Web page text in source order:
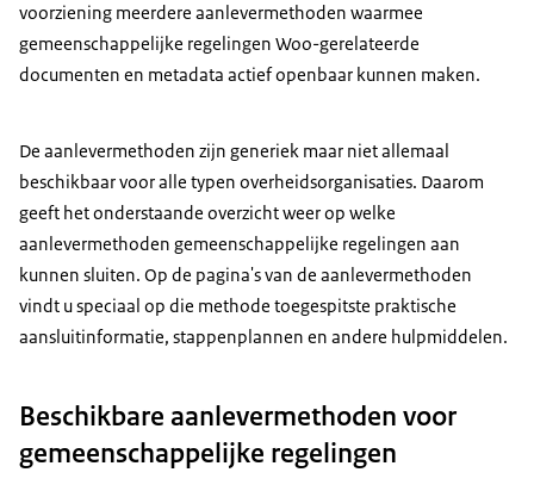
voorziening meerdere aanlevermethoden waarmee
gemeenschappelijke regelingen Woo-gerelateerde
documenten en metadata actief openbaar kunnen maken.
De aanlevermethoden zijn generiek maar niet allemaal
beschikbaar voor alle typen overheidsorganisaties. Daarom
geeft het onderstaande overzicht weer op welke
aanlevermethoden gemeenschappelijke regelingen aan
kunnen sluiten. Op de pagina's van de aanlevermethoden
vindt u speciaal op die methode toegespitste praktische
aansluitinformatie, stappenplannen en andere hulpmiddelen.
Beschikbare aanlevermethoden voor
gemeenschappelijke regelingen